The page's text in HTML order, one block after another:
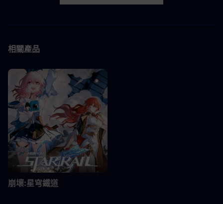
相關產品
崩壞:星穹鐵道